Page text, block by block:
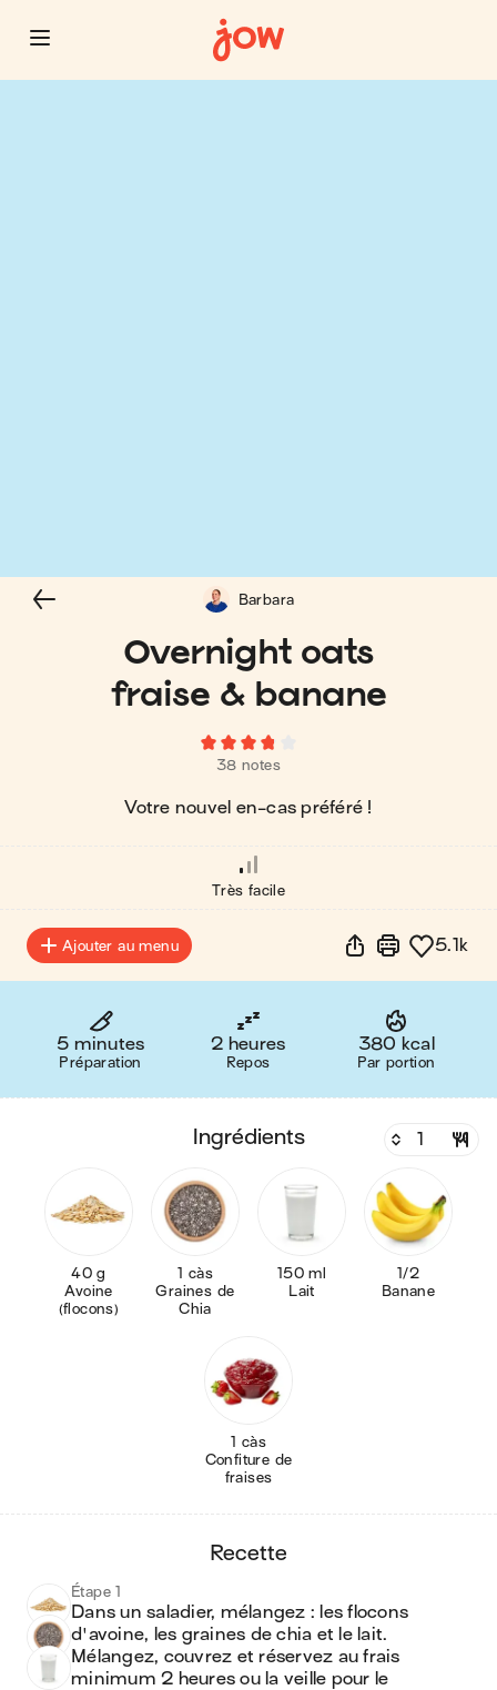
Overnight oats
fraise & banane
38 notes
Votre nouvel en-cas préféré !
Barbara
Très facile
Ajouter au menu 5.1k
5 minutes
Préparation
2 heures
Repos
380 kcal
Par portion
ingrédients
40 g
Avoine
(flocons)
1 càs
Graines de
Chia
150 ml
Lait
1/2
Banane
1 càs
Confiture de
fraises
recette
Étape 1
Dans un saladier, mélangez : les flocons
d'avoine, les graines de chia et le lait.
Mélangez, couvrez et réservez au frais
minimum 2 heures ou la veille pour le